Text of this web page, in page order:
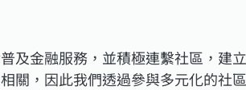
及金融服務，並積極連繫社區，建
關，因此我們透過參與多元化的社